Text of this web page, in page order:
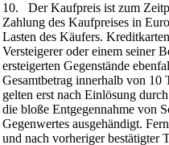
10. Der Kaufpreis ist zum
Zahlung des Kaufpreises in
Lasten des Käufers.
Ver­steigerer oder einem seiner
ersteigerten Gegenstände
Gesamt­betrag innerhalb von 10
gelten erst nach Einlösung
die bloße Entgegen­nahme von
Gegenwertes ausgehändigt.
und nach vor­heriger bestätigter